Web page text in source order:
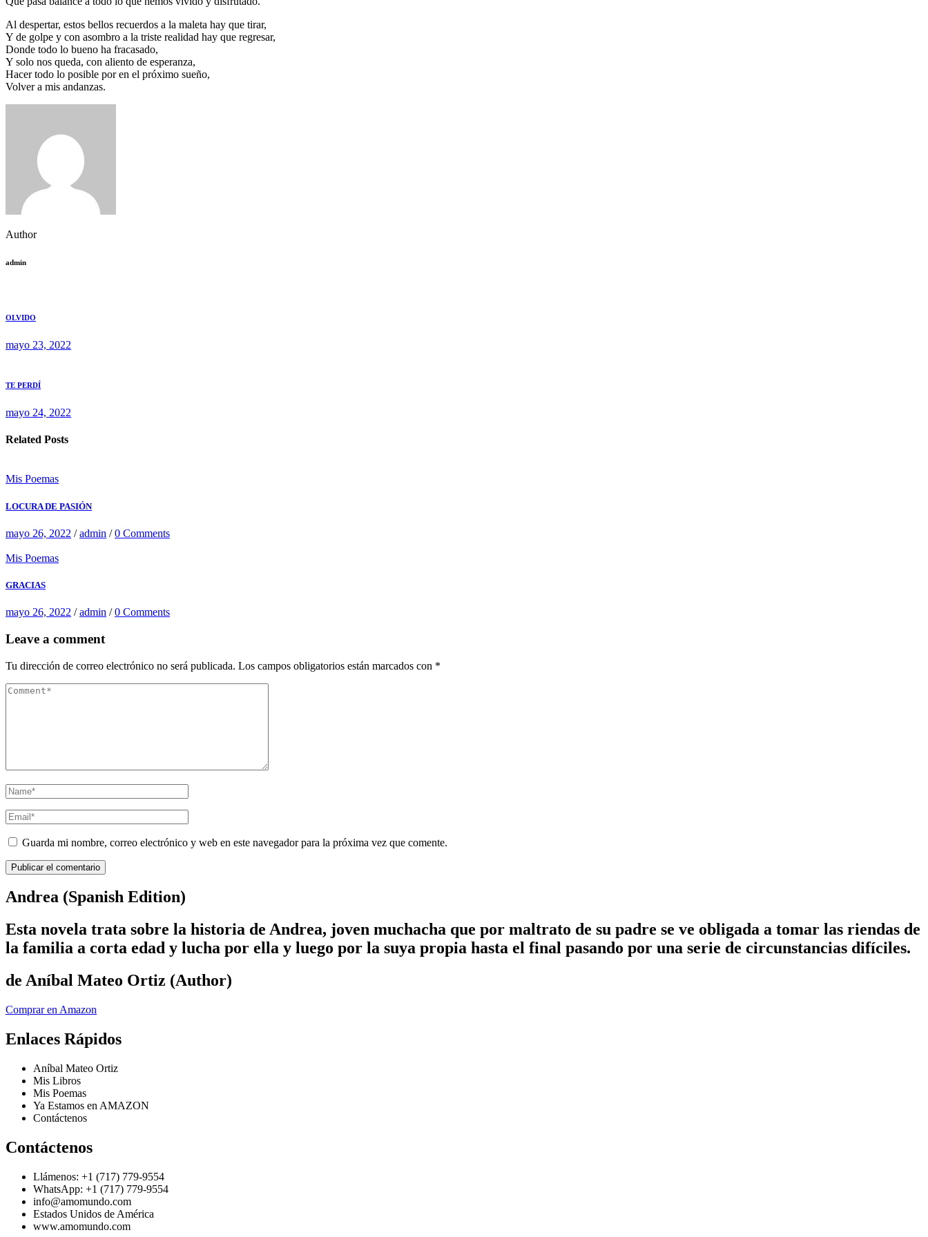
Al despertar, estos bellos recuerdos a la maleta hay que tirar,
Y de golpe y con asombro a la triste realidad hay que regresar,
Donde todo lo bueno ha fracasado,
Y solo nos queda, con aliento de esperanza,
Hacer todo lo posible por en el próximo sueño,
Volver a mis andanzas.
Author
admin
OLVIDO
mayo 23, 2022
TE PERDÍ
mayo 24, 2022
Related Posts
Mis Poemas
LOCURA DE PASIÓN
mayo 26, 2022 /admin /0 Comments
Mis Poemas
GRACIAS
mayo 26, 2022 /admin /0 Comments
Leave a comment
Tu dirección de correo electrónico no será publicada. Los campos obligatorios están marcados con *
Guarda mi nombre, correo electrónico y web en este navegador para la próxima vez que comente.
Andrea (Spanish Edition)
Esta novela trata sobre la historia de Andrea, joven muchacha que por maltrato de su padre se ve obligada a tomar las riendas de
la familia a corta edad y lucha por ella y luego por la suya propia hasta el final pasando por una serie de circunstancias difíciles.
de Aníbal Mateo Ortiz (Author)
Comprar en Amazon
Enlaces Rápidos
Aníbal Mateo Ortiz
Mis Libros
Mis Poemas
Ya Estamos en AMAZON
Contáctenos
Contáctenos
Llámenos: +1 (717) 779-9554
WhatsApp: +1 (717) 779-9554
info@amomundo.com
Estados Unidos de América
www.amomundo.com